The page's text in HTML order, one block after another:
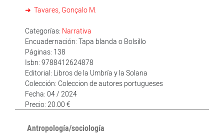
Tavares, Gonçalo M.
Categorías: Narrativa
Encuadernación: Tapa blanda o Bolsillo
Páginas: 138
Isbn: 9788412624878
Editorial: Libros de la Umbría y la Solana
Colección: Coleccion de autores portugueses
Fecha: 04 / 2024
Precio: 20.00 €
Antropología/sociología